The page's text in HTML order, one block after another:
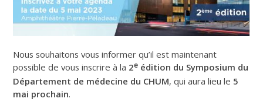
Nous souhaitons vous informer qu’il est maintenant
possible de vous inscrire à la 2e édition du Symposium du
Département de médecine du CHUM, qui aura lieu le 5
mai prochain.